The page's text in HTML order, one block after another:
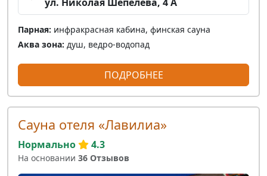
Парная: инфракрасная кабина, финская сауна
Аква зона: душ, ведро-водопад
ПОДРОБНЕЕ
Сауна отеля «Лавилиа»
Нормально 4.3
На основании 36 Отзывов